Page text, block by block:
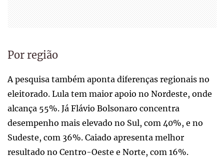
Por região
A pesquisa também aponta diferenças regionais no
eleitorado. Lula tem maior apoio no Nordeste, onde
alcança 55%. Já Flávio Bolsonaro concentra
desempenho mais elevado no Sul, com 40%, e no
Sudeste, com 36%. Caiado apresenta melhor
resultado no Centro-Oeste e Norte, com 16%.